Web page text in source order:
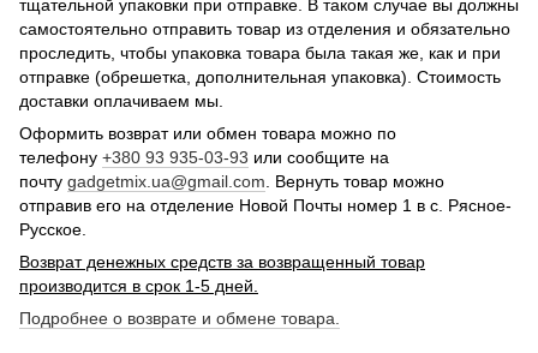
тщательной упаковки при отправке. В таком случае вы должны
самостоятельно отправить товар из отделения и обязательно
проследить, чтобы упаковка товара была такая же, как и при
отправке (обрешетка, дополнительная упаковка). Стоимость
доставки оплачиваем мы.
Оформить возврат или обмен товара можно по
телефону +380 93 935-03-93 или сообщите на
почту gadgetmix.ua@gmail.com . Вернуть товар можно
отправив его на отделение Новой Почты номер 1 в с. Рясное-
Русское.
Возврат денежных средств за возвращенный товар
производится в срок 1-5 дней.
Подробнее о возврате и обмене товара.